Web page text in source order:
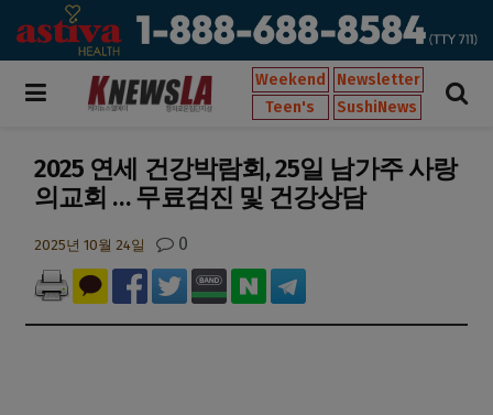
Weekend
Newsletter
Teen's
SushiNews
2025 연세 건강박람회, 25일 남가주 사랑
의교회 … 무료검진 및 건강상담
2025년 10월 24일 0